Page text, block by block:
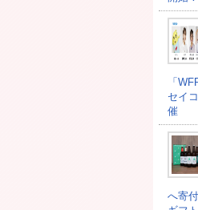
「
セイ
催
へ寄